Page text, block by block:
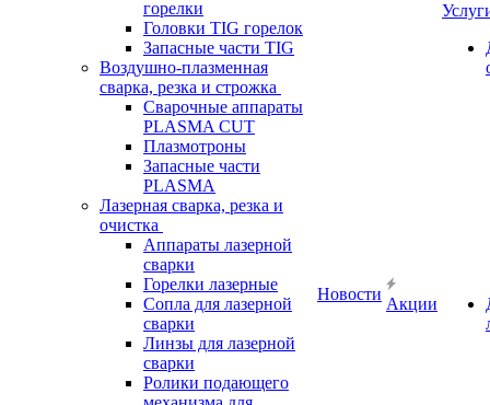
горелки
Головки TIG горелок
Запасные части TIG
Воздушно-плазменная
сварка, резка и строжка
Сварочные аппараты
PLASMA CUT
Плазмотроны
Запасные части
PLASMA
Лазерная сварка, резка и
очистка
Аппараты лазерной
сварки
Горелки лазерные
Сопла для лазерной
сварки
Линзы для лазерной
сварки
Ролики подающего
Новости
Акции